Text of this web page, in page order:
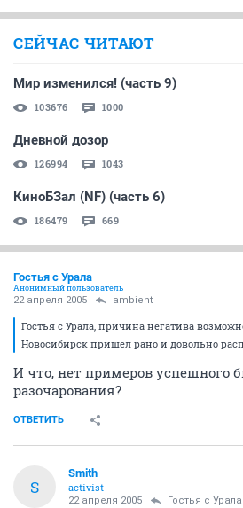
СЕЙЧАС ЧИТАЮТ
Мир изменился! (часть 9)
103676 1000
Дневной дозор
126994 1043
КиноБЗал (NF) (часть 6)
186479 669
Гостья с Урала
Анонимный пользователь
22 апреля 2005 ambient
Гостья с Урала, причина негатива
Новосибирск пришел рано и довольно
И что, нет примеров успешного
разочарования?
ОТВЕТИТЬ
S
Smith
activist
22 апреля 2005 Гостья с Урала